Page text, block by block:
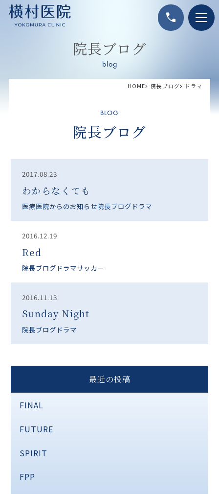
call
院長ブログ
blog
HOME 院長ブログ ドラマ
BLOG
院長ブログ
2017.08.23
わからなくても
医療医院からのお知らせ院長ブログ ドラマ
2016.12.19
Red
院長ブログ ドラマサッカー
2016.11.13
Sunday Night
院長ブログ ドラマ
最近の投稿
FINAL
FUTURE
SPIRIT
FPP